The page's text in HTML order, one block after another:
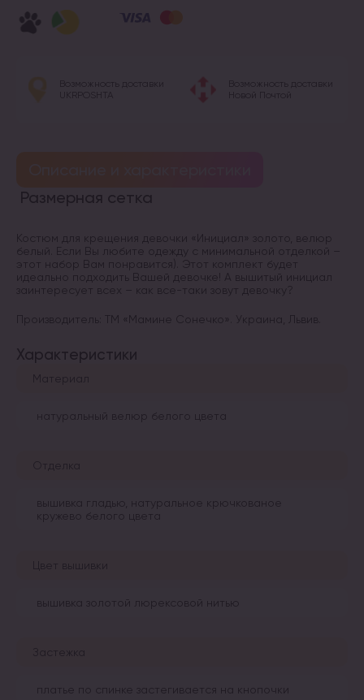
Возможность доставки
UKRPOSHTA
Возможность доставки
Новой Почтой
Размерная сетка
Костюм для крещения девочки «Инициал» золото, велюр
белый. Если Вы любите одежду с минимальной отделкой –
этот набор Вам понравится). Этот комплект будет
идеально подходить Вашей девочке! А вышитый инициал
заинтересует всех – как все-таки зовут девочку?
Производитель: ТМ «Мамине Сонечко». Украина, Львив.
Характеристики
Материал
натуральный велюр белого цвета
Отделка
вышивка гладью, натуральное крючкованое
кружево белого цвета
Цвет вышивки
вышивка золотой люрексовой нитью
Застежка
платье по спинке застегивается на кнопочки